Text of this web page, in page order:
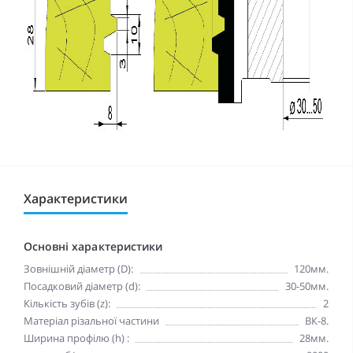
Характеристики
Основні характеристики
Зовнішній діаметр (D):
120мм.
Посадковий діаметр (d):
30-50мм.
Кількість зубів (z):
2
Матеріал різальної частини
ВК-8.
Ширина профілю (h) :
28мм.